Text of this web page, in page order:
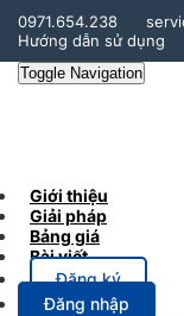
0971.654.238
Hướng dẫn sử dụng
Toggle Navigation
Giới thiệu
Giải pháp
Bảng giá
Bài viết
Đăng ký
Đăng nhập